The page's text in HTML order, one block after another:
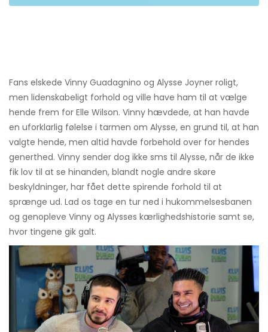
Fans elskede Vinny Guadagnino og Alysse Joyner roligt,
men lidenskabeligt forhold og ville have ham til at vælge
hende frem for Elle Wilson. Vinny hævdede, at han havde
en uforklarlig følelse i tarmen om Alysse, en grund til, at han
valgte hende, men altid havde forbehold over for hendes
generthed. Vinny sender dog ikke sms til Alysse, når de ikke
fik lov til at se hinanden, blandt nogle andre skøre
beskyldninger, har fået dette spirende forhold til at
sprænge ud. Lad os tage en tur ned i hukommelsesbanen
og genopleve Vinny og Alysses kærlighedshistorie samt se,
hvor tingene gik galt.